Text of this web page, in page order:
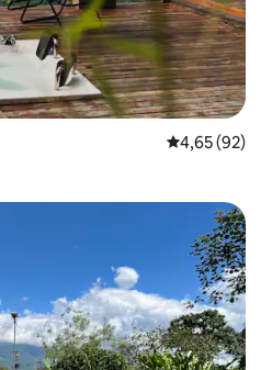
Gemiddelde
4,65 (92)